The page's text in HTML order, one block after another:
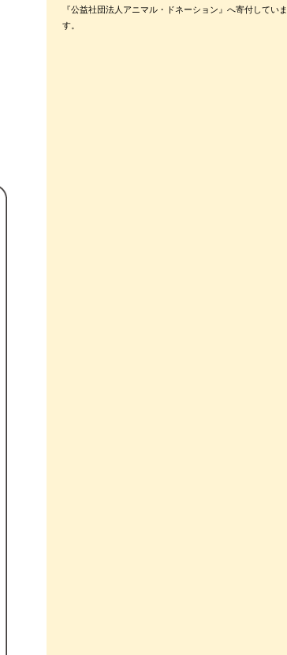
『公益社団法人アニマル・ドネーション』へ寄付していま
す。